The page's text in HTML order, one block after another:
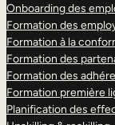
Onboarding des
Formation des
Formation à la
Formation des
Formation des
Formation première
Planification des